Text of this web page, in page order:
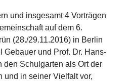
und insgesamt 4 Vorträgen
auf dem 6.
(28./29.11.2016) in Berlin
Gebauer und Prof. Dr. Hans-
den Schulgarten als Ort der
und in seiner Vielfalt vor,